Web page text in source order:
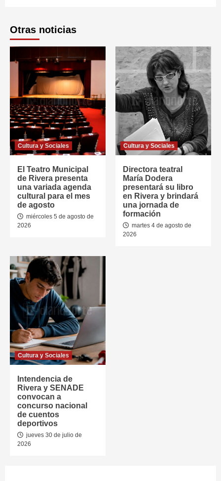
Otras noticias
Cultura y Sociales
El Teatro Municipal
de Rivera presenta
una variada agenda
cultural para el mes
de agosto
miércoles 5 de agosto de
2026
Cultura y Sociales
Directora teatral
María Dodera
presentará su libro
en Rivera y brindará
una jornada de
formación
martes 4 de agosto de
2026
Cultura y Sociales
Intendencia de
Rivera y SENADE
convocan a
concurso nacional
de cuentos
deportivos
jueves 30 de julio de
2026